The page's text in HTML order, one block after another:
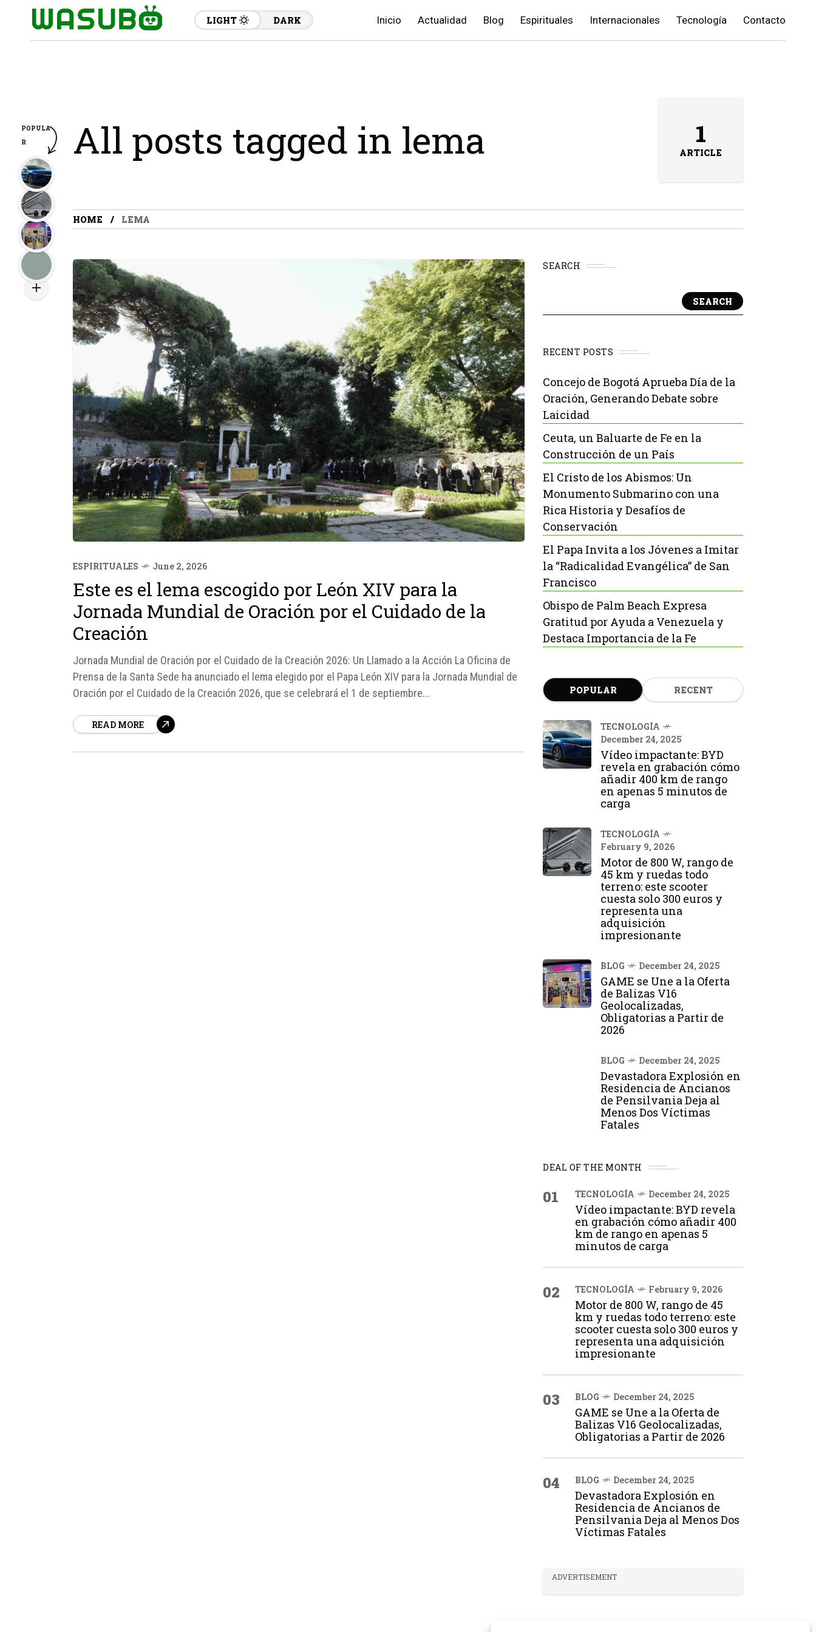
LIGHT DARK Inicio Actualidad Blog Espirituales Internacionales Tecnología Contacto
All posts tagged in lema 1
ARTICLE
HOME LEMA
ESPIRITUALES June 2, 2026
Este es el lema escogido por León XIV para la
Jornada Mundial de Oración por el Cuidado de la
Creación
Jornada Mundial de Oración por el Cuidado de la Creación 2026: Un Llamado a la Acción La Oficina de
Prensa de la Santa Sede ha anunciado el lema elegido por el Papa León XIV para la Jornada Mundial de
Oración por el Cuidado de la Creación 2026, que se celebrará el 1 de septiembre...
READ MORE
SEARCH
SEARCH
RECENT POSTS
Concejo de Bogotá Aprueba Día de la
Oración, Generando Debate sobre
Laicidad
Ceuta, un Baluarte de Fe en la
Construcción de un País
El Cristo de los Abismos: Un
Monumento Submarino con una
Rica Historia y Desafíos de
Conservación
El Papa Invita a los Jóvenes a Imitar
la “Radicalidad Evangélica” de San
Francisco
Obispo de Palm Beach Expresa
Gratitud por Ayuda a Venezuela y
Destaca Importancia de la Fe
POPULAR RECENT
TECNOLOGÍA
December 24, 2025
Vídeo impactante: BYD
revela en grabación cómo
añadir 400 km de rango
en apenas 5 minutos de
carga
TECNOLOGÍA
February 9, 2026
Motor de 800 W, rango de
45 km y ruedas todo
terreno: este scooter
cuesta solo 300 euros y
representa una
adquisición
impresionante
BLOG December 24, 2025
GAME se Une a la Oferta
de Balizas V16
Geolocalizadas,
Obligatorias a Partir de
2026
BLOG December 24, 2025
Devastadora Explosión en
Residencia de Ancianos
de Pensilvania Deja al
Menos Dos Víctimas
Fatales
DEAL OF THE MONTH
01 TECNOLOGÍA December 24, 2025
Vídeo impactante: BYD revela
en grabación cómo añadir 400
km de rango en apenas 5
minutos de carga
02 TECNOLOGÍA February 9, 2026
Motor de 800 W, rango de 45
km y ruedas todo terreno: este
scooter cuesta solo 300 euros y
representa una adquisición
impresionante
03 BLOG December 24, 2025
GAME se Une a la Oferta de
Balizas V16 Geolocalizadas,
Obligatorias a Partir de 2026
04 BLOG December 24, 2025
Devastadora Explosión en
Residencia de Ancianos de
Pensilvania Deja al Menos Dos
Víctimas Fatales
ADVERTISEMENT
POPULA
R